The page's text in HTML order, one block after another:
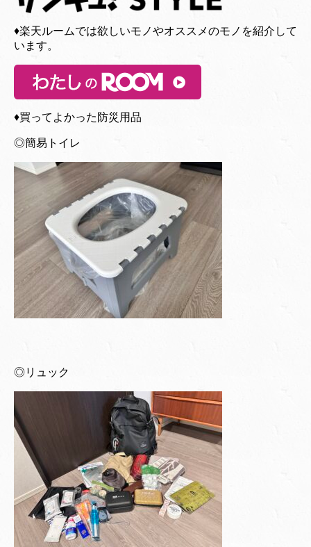
♦︎楽天ルームでは欲しいモノやオススメのモノを紹介して
います。
♦︎買ってよかった防災用品
◎簡易トイレ
◎リュック